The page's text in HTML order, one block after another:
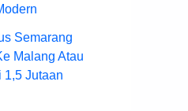
Semarang
Malang Atau
1,5 Jutaan